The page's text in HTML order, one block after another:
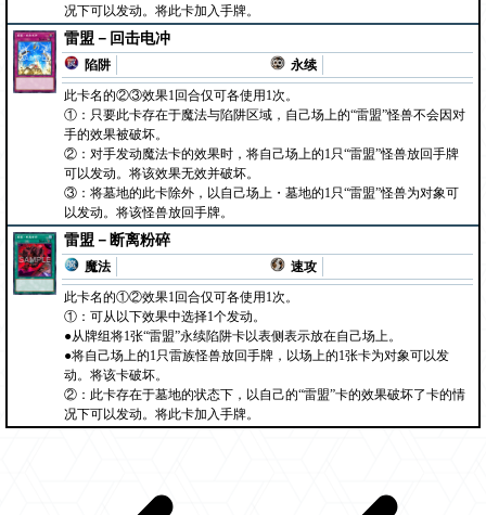
况下可以发动。将此卡加入手牌。
雷盟－回击电冲
陷阱
永续
此卡名的②③效果1回合仅可各使用1次。
①：只要此卡存在于魔法与陷阱区域，自己场上的“雷盟”怪兽不会因对
手的效果被破坏。
②：对手发动魔法卡的效果时，将自己场上的1只“雷盟”怪兽放回手牌
可以发动。将该效果无效并破坏。
③：将墓地的此卡除外，以自己场上・墓地的1只“雷盟”怪兽为对象可
以发动。将该怪兽放回手牌。
雷盟－断离粉碎
魔法
速攻
此卡名的①②效果1回合仅可各使用1次。
①：可从以下效果中选择1个发动。
●从牌组将1张“雷盟”永续陷阱卡以表侧表示放在自己场上。
●将自己场上的1只雷族怪兽放回手牌，以场上的1张卡为对象可以发
动。将该卡破坏。
②：此卡存在于墓地的状态下，以自己的“雷盟”卡的效果破坏了卡的情
况下可以发动。将此卡加入手牌。